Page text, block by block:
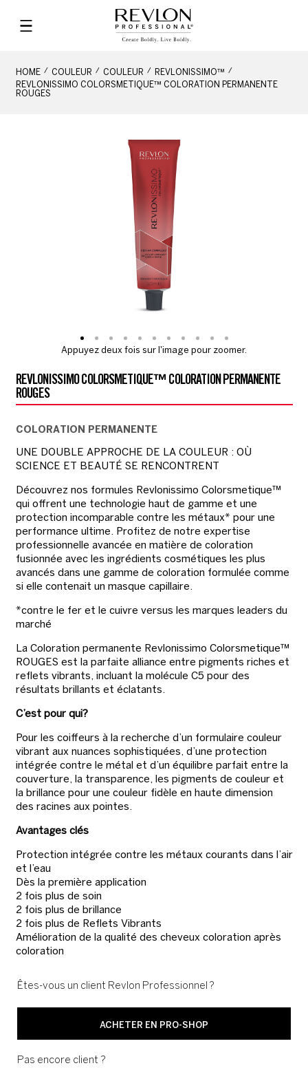
HOME COULEUR COULEUR
REVLONISSIMO™
REVLONISSIMO COLORSMETIQUE™ COLORATION PERMANENTE
ROUGES
Appuyez deux fois sur l'image pour zoomer.
REVLONISSIMO COLORSMETIQUE™ COLORATION PERMANENTE
ROUGES
COLORATION PERMANENTE
UNE DOUBLE APPROCHE DE LA COULEUR : OÙ
SCIENCE ET BEAUTÉ SE RENCONTRENT
Découvrez nos formules Revlonissimo Colorsmetique™
qui offrent une technologie haut de gamme et une
protection incomparable contre les métaux* pour une
performance ultime. Profitez de notre expertise
professionnelle avancée en matière de coloration
fusionnée avec les ingrédients cosmétiques les plus
avancés dans une gamme de coloration formulée comme
si elle contenait un masque capillaire.
*contre le fer et le cuivre versus les marques leaders du
marché
La Coloration permanente Revlonissimo Colorsmetique™
ROUGES est la parfaite alliance entre pigments riches et
reflets vibrants, incluant la molécule C5 pour des
résultats brillants et éclatants.
C’est pour qui?
Pour les coiffeurs à la recherche d’un formulaire couleur
vibrant aux nuances sophistiquées, d’une protection
intégrée contre le métal et d’un équilibre parfait entre la
couverture, la transparence, les pigments de couleur et
la brillance pour une couleur fidèle en haute dimension
des racines aux pointes.
Avantages clés
Protection intégrée contre les métaux courants dans l’air
et l’eau
Dès la première application
2 fois plus de soin
2 fois plus de brillance
2 fois plus de Reflets Vibrants
Amélioration de la qualité des cheveux coloration après
coloration
Êtes-vous un client Revlon Professionnel ?
ACHETER EN PRO-SHOP
Pas encore client ?